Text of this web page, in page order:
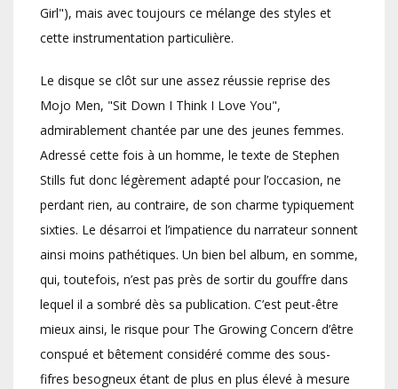
Girl"), mais avec toujours ce mélange des styles et
cette instrumentation particulière.
Le disque se clôt sur une assez réussie reprise des
Mojo Men, "Sit Down I Think I Love You",
admirablement chantée par une des jeunes femmes.
Adressé cette fois à un homme, le texte de Stephen
Stills fut donc légèrement adapté pour l’occasion, ne
perdant rien, au contraire, de son charme typiquement
sixties. Le désarroi et l’impatience du narrateur sonnent
ainsi moins pathétiques. Un bien bel album, en somme,
qui, toutefois, n’est pas près de sortir du gouffre dans
lequel il a sombré dès sa publication. C’est peut-être
mieux ainsi, le risque pour The Growing Concern d’être
conspué et bêtement considéré comme des sous-
fifres besogneux étant de plus en plus élevé à mesure